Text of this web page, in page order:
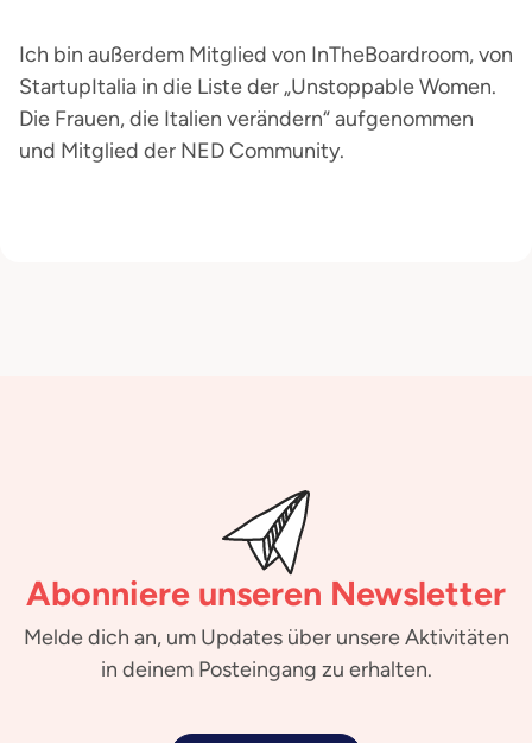
Ich bin außerdem Mitglied von InTheBoardroom, von
StartupItalia in die Liste der „Unstoppable Women.
Die Frauen, die Italien verändern“ aufgenommen
und Mitglied der NED Community.
Abonniere unseren Newsletter
Melde dich an, um Updates über unsere Aktivitäten
in deinem Posteingang zu erhalten.